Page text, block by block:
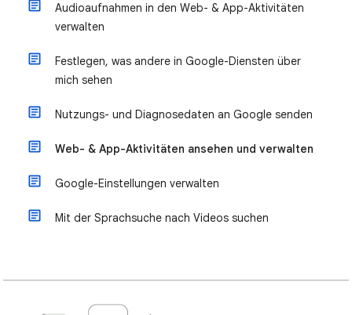
Audioaufnahmen in den Web- & App-Aktivitäten
verwalten
Festlegen, was andere in Google-Diensten über
mich sehen
Nutzungs- und Diagnosedaten an Google senden
Web- & App-Aktivitäten ansehen und verwalten
Google-Einstellungen verwalten
Mit der Sprachsuche nach Videos suchen